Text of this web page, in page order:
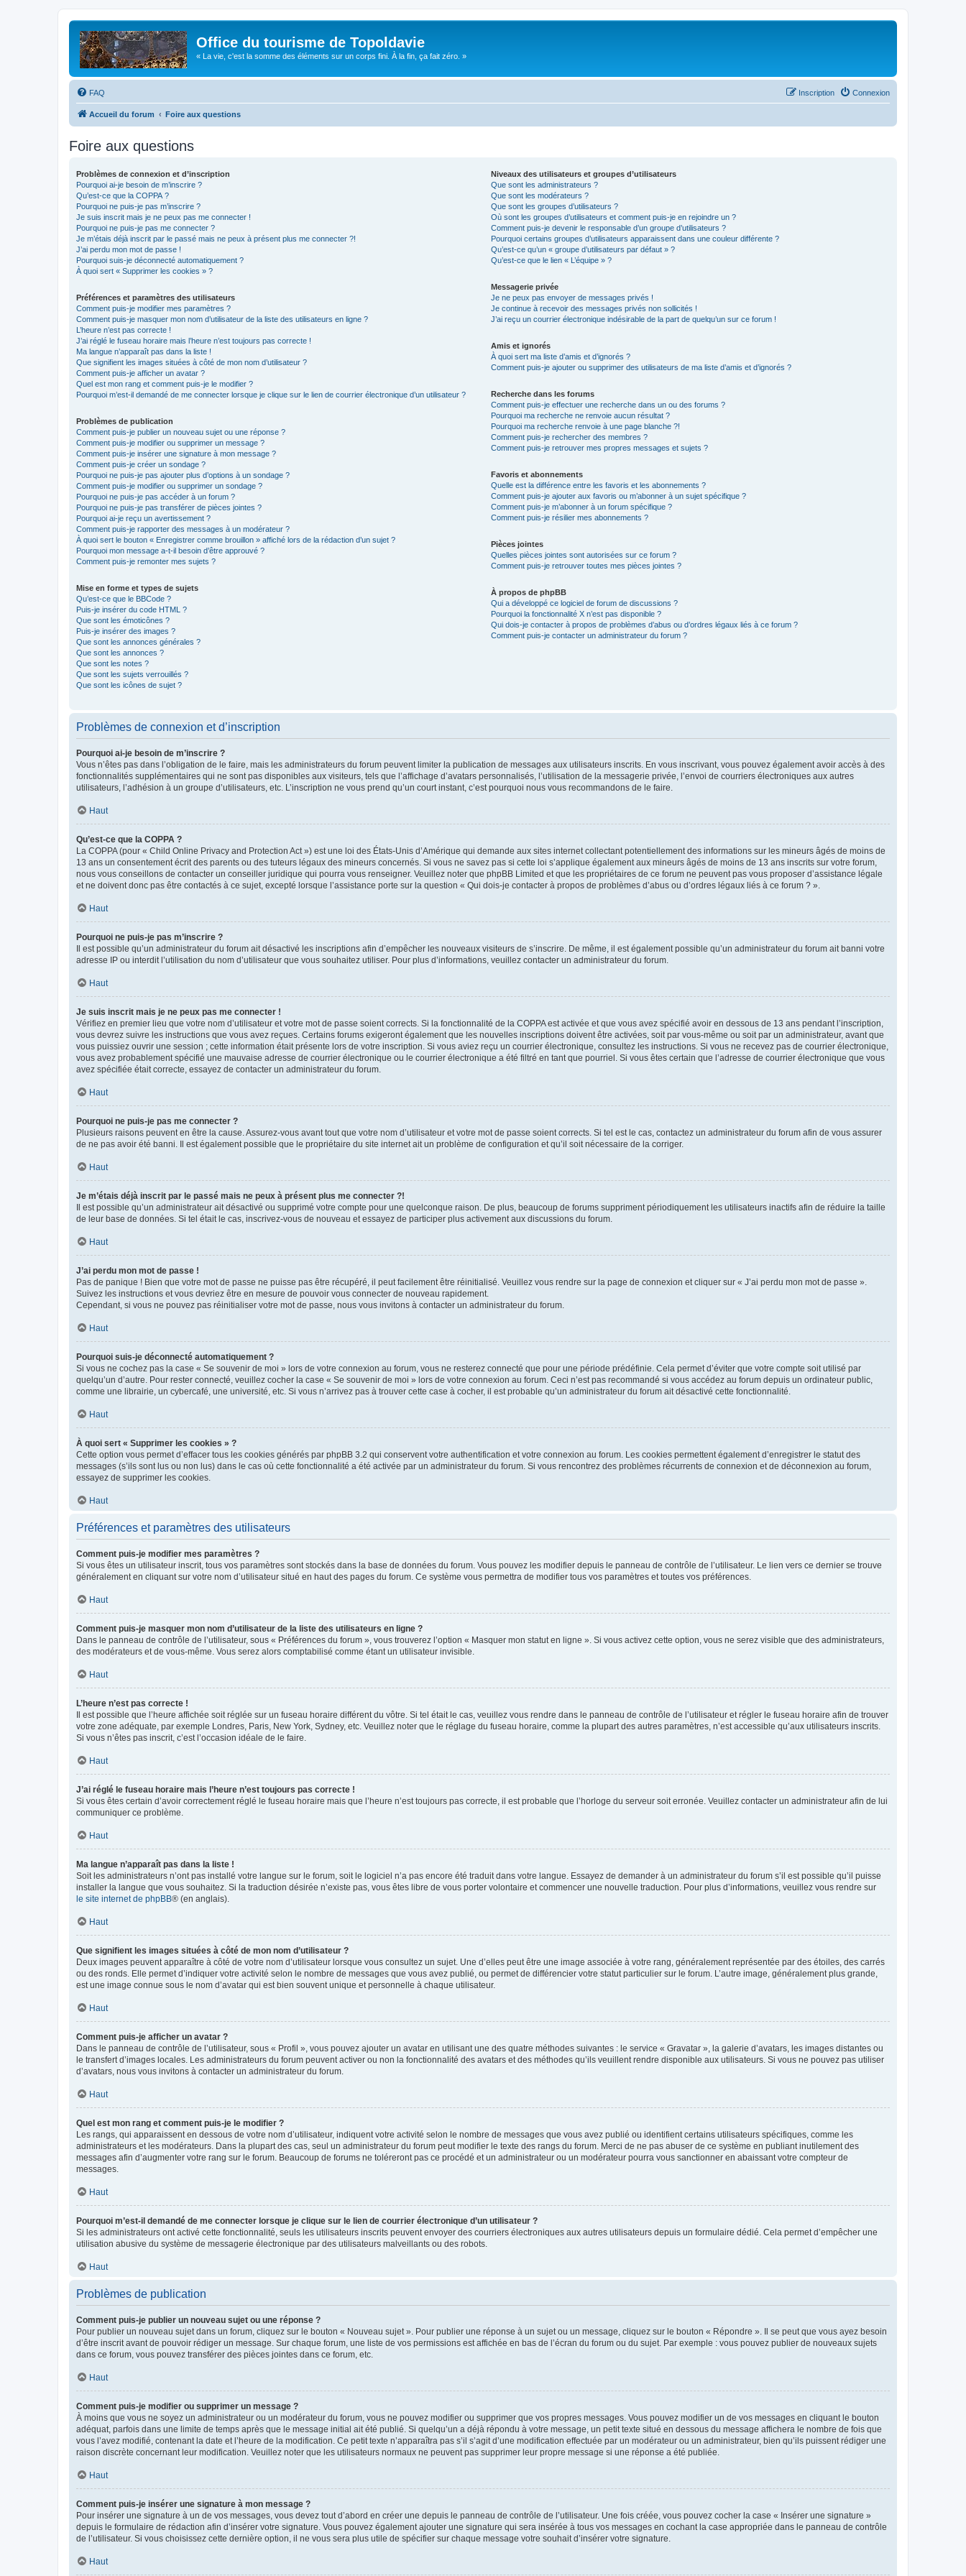
Office du tourisme de Topoldavie
« La vie, c'est la somme des éléments sur un corps fini. À la fin, ça fait zéro. »
FAQ Connexion
Inscription
Accueil du forum Foire aux questions
Foire aux questions
Problèmes de connexion et d’inscription
Pourquoi ai-je besoin de m’inscrire ?
Qu’est-ce que la COPPA ?
Pourquoi ne puis-je pas m’inscrire ?
Je suis inscrit mais je ne peux pas me connecter !
Pourquoi ne puis-je pas me connecter ?
Je m’étais déjà inscrit par le passé mais ne peux à présent plus me connecter ?!
J’ai perdu mon mot de passe !
Pourquoi suis-je déconnecté automatiquement ?
À quoi sert « Supprimer les cookies » ?
Préférences et paramètres des utilisateurs
Comment puis-je modifier mes paramètres ?
Comment puis-je masquer mon nom d’utilisateur de la liste des utilisateurs en ligne ?
L’heure n’est pas correcte !
J’ai réglé le fuseau horaire mais l’heure n’est toujours pas correcte !
Ma langue n’apparaît pas dans la liste !
Que signifient les images situées à côté de mon nom d’utilisateur ?
Comment puis-je afficher un avatar ?
Quel est mon rang et comment puis-je le modifier ?
Pourquoi m’est-il demandé de me connecter lorsque je clique sur le lien de courrier électronique d’un utilisateur ?
Problèmes de publication
Comment puis-je publier un nouveau sujet ou une réponse ?
Comment puis-je modifier ou supprimer un message ?
Comment puis-je insérer une signature à mon message ?
Comment puis-je créer un sondage ?
Pourquoi ne puis-je pas ajouter plus d’options à un sondage ?
Comment puis-je modifier ou supprimer un sondage ?
Pourquoi ne puis-je pas accéder à un forum ?
Pourquoi ne puis-je pas transférer de pièces jointes ?
Pourquoi ai-je reçu un avertissement ?
Comment puis-je rapporter des messages à un modérateur ?
À quoi sert le bouton « Enregistrer comme brouillon » affiché lors de la rédaction d’un sujet ?
Pourquoi mon message a-t-il besoin d’être approuvé ?
Comment puis-je remonter mes sujets ?
Mise en forme et types de sujets
Qu’est-ce que le BBCode ?
Puis-je insérer du code HTML ?
Que sont les émoticônes ?
Puis-je insérer des images ?
Que sont les annonces générales ?
Que sont les annonces ?
Que sont les notes ?
Que sont les sujets verrouillés ?
Que sont les icônes de sujet ?
Niveaux des utilisateurs et groupes d’utilisateurs
Que sont les administrateurs ?
Que sont les modérateurs ?
Que sont les groupes d’utilisateurs ?
Où sont les groupes d’utilisateurs et comment puis-je en rejoindre un ?
Comment puis-je devenir le responsable d’un groupe d’utilisateurs ?
Pourquoi certains groupes d’utilisateurs apparaissent dans une couleur différente ?
Qu’est-ce qu’un « groupe d’utilisateurs par défaut » ?
Qu’est-ce que le lien « L’équipe » ?
Messagerie privée
Je ne peux pas envoyer de messages privés !
Je continue à recevoir des messages privés non sollicités !
J’ai reçu un courrier électronique indésirable de la part de quelqu’un sur ce forum !
Amis et ignorés
À quoi sert ma liste d’amis et d’ignorés ?
Comment puis-je ajouter ou supprimer des utilisateurs de ma liste d’amis et d’ignorés ?
Recherche dans les forums
Comment puis-je effectuer une recherche dans un ou des forums ?
Pourquoi ma recherche ne renvoie aucun résultat ?
Pourquoi ma recherche renvoie à une page blanche ?!
Comment puis-je rechercher des membres ?
Comment puis-je retrouver mes propres messages et sujets ?
Favoris et abonnements
Quelle est la différence entre les favoris et les abonnements ?
Comment puis-je ajouter aux favoris ou m’abonner à un sujet spécifique ?
Comment puis-je m’abonner à un forum spécifique ?
Comment puis-je résilier mes abonnements ?
Pièces jointes
Quelles pièces jointes sont autorisées sur ce forum ?
Comment puis-je retrouver toutes mes pièces jointes ?
À propos de phpBB
Qui a développé ce logiciel de forum de discussions ?
Pourquoi la fonctionnalité X n’est pas disponible ?
Qui dois-je contacter à propos de problèmes d’abus ou d’ordres légaux liés à ce forum ?
Comment puis-je contacter un administrateur du forum ?
Problèmes de connexion et d’inscription
Pourquoi ai-je besoin de m’inscrire ?
Vous n’êtes pas dans l’obligation de le faire, mais les administrateurs du forum peuvent limiter la publication de messages aux utilisateurs inscrits. En vous inscrivant, vous pouvez également avoir accès à des
fonctionnalités supplémentaires qui ne sont pas disponibles aux visiteurs, tels que l’affichage d’avatars personnalisés, l’utilisation de la messagerie privée, l’envoi de courriers électroniques aux autres
utilisateurs, l’adhésion à un groupe d’utilisateurs, etc. L’inscription ne vous prend qu’un court instant, c’est pourquoi nous vous recommandons de le faire.
Haut
Qu’est-ce que la COPPA ?
La COPPA (pour « Child Online Privacy and Protection Act ») est une loi des États-Unis d’Amérique qui demande aux sites internet collectant potentiellement des informations sur les mineurs âgés de moins de
13 ans un consentement écrit des parents ou des tuteurs légaux des mineurs concernés. Si vous ne savez pas si cette loi s’applique également aux mineurs âgés de moins de 13 ans inscrits sur votre forum,
nous vous conseillons de contacter un conseiller juridique qui pourra vous renseigner. Veuillez noter que phpBB Limited et que les propriétaires de ce forum ne peuvent pas vous proposer d’assistance légale
et ne doivent donc pas être contactés à ce sujet, excepté lorsque l’assistance porte sur la question « Qui dois-je contacter à propos de problèmes d’abus ou d’ordres légaux liés à ce forum ? ».
Haut
Pourquoi ne puis-je pas m’inscrire ?
Il est possible qu’un administrateur du forum ait désactivé les inscriptions afin d’empêcher les nouveaux visiteurs de s’inscrire. De même, il est également possible qu’un administrateur du forum ait banni votre
adresse IP ou interdit l’utilisation du nom d’utilisateur que vous souhaitez utiliser. Pour plus d’informations, veuillez contacter un administrateur du forum.
Haut
Je suis inscrit mais je ne peux pas me connecter !
Vérifiez en premier lieu que votre nom d’utilisateur et votre mot de passe soient corrects. Si la fonctionnalité de la COPPA est activée et que vous avez spécifié avoir en dessous de 13 ans pendant l’inscription,
vous devrez suivre les instructions que vous avez reçues. Certains forums exigeront également que les nouvelles inscriptions doivent être activées, soit par vous-même ou soit par un administrateur, avant que
vous puissiez ouvrir une session ; cette information était présente lors de votre inscription. Si vous aviez reçu un courrier électronique, consultez les instructions. Si vous ne recevez pas de courrier électronique,
vous avez probablement spécifié une mauvaise adresse de courrier électronique ou le courrier électronique a été filtré en tant que pourriel. Si vous êtes certain que l’adresse de courrier électronique que vous
avez spécifiée était correcte, essayez de contacter un administrateur du forum.
Haut
Pourquoi ne puis-je pas me connecter ?
Plusieurs raisons peuvent en être la cause. Assurez-vous avant tout que votre nom d’utilisateur et votre mot de passe soient corrects. Si tel est le cas, contactez un administrateur du forum afin de vous assurer
de ne pas avoir été banni. Il est également possible que le propriétaire du site internet ait un problème de configuration et qu’il soit nécessaire de la corriger.
Haut
Je m’étais déjà inscrit par le passé mais ne peux à présent plus me connecter ?!
Il est possible qu’un administrateur ait désactivé ou supprimé votre compte pour une quelconque raison. De plus, beaucoup de forums suppriment périodiquement les utilisateurs inactifs afin de réduire la taille
de leur base de données. Si tel était le cas, inscrivez-vous de nouveau et essayez de participer plus activement aux discussions du forum.
Haut
J’ai perdu mon mot de passe !
Pas de panique ! Bien que votre mot de passe ne puisse pas être récupéré, il peut facilement être réinitialisé. Veuillez vous rendre sur la page de connexion et cliquer sur « J’ai perdu mon mot de passe ».
Suivez les instructions et vous devriez être en mesure de pouvoir vous connecter de nouveau rapidement.
Cependant, si vous ne pouvez pas réinitialiser votre mot de passe, nous vous invitons à contacter un administrateur du forum.
Haut
Pourquoi suis-je déconnecté automatiquement ?
Si vous ne cochez pas la case « Se souvenir de moi » lors de votre connexion au forum, vous ne resterez connecté que pour une période prédéfinie. Cela permet d’éviter que votre compte soit utilisé par
quelqu’un d’autre. Pour rester connecté, veuillez cocher la case « Se souvenir de moi » lors de votre connexion au forum. Ceci n’est pas recommandé si vous accédez au forum depuis un ordinateur public,
comme une librairie, un cybercafé, une université, etc. Si vous n’arrivez pas à trouver cette case à cocher, il est probable qu’un administrateur du forum ait désactivé cette fonctionnalité.
Haut
À quoi sert « Supprimer les cookies » ?
Cette option vous permet d’effacer tous les cookies générés par phpBB 3.2 qui conservent votre authentification et votre connexion au forum. Les cookies permettent également d’enregistrer le statut des
messages (s’ils sont lus ou non lus) dans le cas où cette fonctionnalité a été activée par un administrateur du forum. Si vous rencontrez des problèmes récurrents de connexion et de déconnexion au forum,
essayez de supprimer les cookies.
Haut
Préférences et paramètres des utilisateurs
Comment puis-je modifier mes paramètres ?
Si vous êtes un utilisateur inscrit, tous vos paramètres sont stockés dans la base de données du forum. Vous pouvez les modifier depuis le panneau de contrôle de l’utilisateur. Le lien vers ce dernier se trouve
généralement en cliquant sur votre nom d’utilisateur situé en haut des pages du forum. Ce système vous permettra de modifier tous vos paramètres et toutes vos préférences.
Haut
Comment puis-je masquer mon nom d’utilisateur de la liste des utilisateurs en ligne ?
Dans le panneau de contrôle de l’utilisateur, sous « Préférences du forum », vous trouverez l’option « Masquer mon statut en ligne ». Si vous activez cette option, vous ne serez visible que des administrateurs,
des modérateurs et de vous-même. Vous serez alors comptabilisé comme étant un utilisateur invisible.
Haut
L’heure n’est pas correcte !
Il est possible que l’heure affichée soit réglée sur un fuseau horaire différent du vôtre. Si tel était le cas, veuillez vous rendre dans le panneau de contrôle de l’utilisateur et régler le fuseau horaire afin de trouver
votre zone adéquate, par exemple Londres, Paris, New York, Sydney, etc. Veuillez noter que le réglage du fuseau horaire, comme la plupart des autres paramètres, n’est accessible qu’aux utilisateurs inscrits.
Si vous n’êtes pas inscrit, c’est l’occasion idéale de le faire.
Haut
J’ai réglé le fuseau horaire mais l’heure n’est toujours pas correcte !
Si vous êtes certain d’avoir correctement réglé le fuseau horaire mais que l’heure n’est toujours pas correcte, il est probable que l’horloge du serveur soit erronée. Veuillez contacter un administrateur afin de lui
communiquer ce problème.
Haut
Ma langue n’apparaît pas dans la liste !
Soit les administrateurs n’ont pas installé votre langue sur le forum, soit le logiciel n’a pas encore été traduit dans votre langue. Essayez de demander à un administrateur du forum s’il est possible qu’il puisse
installer la langue que vous souhaitez. Si la traduction désirée n’existe pas, vous êtes libre de vous porter volontaire et commencer une nouvelle traduction. Pour plus d’informations, veuillez vous rendre sur
le site internet de phpBB® (en anglais).
Haut
Que signifient les images situées à côté de mon nom d’utilisateur ?
Deux images peuvent apparaître à côté de votre nom d’utilisateur lorsque vous consultez un sujet. Une d’elles peut être une image associée à votre rang, généralement représentée par des étoiles, des carrés
ou des ronds. Elle permet d’indiquer votre activité selon le nombre de messages que vous avez publié, ou permet de différencier votre statut particulier sur le forum. L’autre image, généralement plus grande,
est une image connue sous le nom d’avatar qui est bien souvent unique et personnelle à chaque utilisateur.
Haut
Comment puis-je afficher un avatar ?
Dans le panneau de contrôle de l’utilisateur, sous « Profil », vous pouvez ajouter un avatar en utilisant une des quatre méthodes suivantes : le service « Gravatar », la galerie d’avatars, les images distantes ou
le transfert d’images locales. Les administrateurs du forum peuvent activer ou non la fonctionnalité des avatars et des méthodes qu’ils veuillent rendre disponible aux utilisateurs. Si vous ne pouvez pas utiliser
d’avatars, nous vous invitons à contacter un administrateur du forum.
Haut
Quel est mon rang et comment puis-je le modifier ?
Les rangs, qui apparaissent en dessous de votre nom d’utilisateur, indiquent votre activité selon le nombre de messages que vous avez publié ou identifient certains utilisateurs spécifiques, comme les
administrateurs et les modérateurs. Dans la plupart des cas, seul un administrateur du forum peut modifier le texte des rangs du forum. Merci de ne pas abuser de ce système en publiant inutilement des
messages afin d’augmenter votre rang sur le forum. Beaucoup de forums ne toléreront pas ce procédé et un administrateur ou un modérateur pourra vous sanctionner en abaissant votre compteur de
messages.
Haut
Pourquoi m’est-il demandé de me connecter lorsque je clique sur le lien de courrier électronique d’un utilisateur ?
Si les administrateurs ont activé cette fonctionnalité, seuls les utilisateurs inscrits peuvent envoyer des courriers électroniques aux autres utilisateurs depuis un formulaire dédié. Cela permet d’empêcher une
utilisation abusive du système de messagerie électronique par des utilisateurs malveillants ou des robots.
Haut
Problèmes de publication
Comment puis-je publier un nouveau sujet ou une réponse ?
Pour publier un nouveau sujet dans un forum, cliquez sur le bouton « Nouveau sujet ». Pour publier une réponse à un sujet ou un message, cliquez sur le bouton « Répondre ». Il se peut que vous ayez besoin
d’être inscrit avant de pouvoir rédiger un message. Sur chaque forum, une liste de vos permissions est affichée en bas de l’écran du forum ou du sujet. Par exemple : vous pouvez publier de nouveaux sujets
dans ce forum, vous pouvez transférer des pièces jointes dans ce forum, etc.
Haut
Comment puis-je modifier ou supprimer un message ?
À moins que vous ne soyez un administrateur ou un modérateur du forum, vous ne pouvez modifier ou supprimer que vos propres messages. Vous pouvez modifier un de vos messages en cliquant le bouton
adéquat, parfois dans une limite de temps après que le message initial ait été publié. Si quelqu’un a déjà répondu à votre message, un petit texte situé en dessous du message affichera le nombre de fois que
vous l’avez modifié, contenant la date et l’heure de la modification. Ce petit texte n’apparaîtra pas s’il s’agit d’une modification effectuée par un modérateur ou un administrateur, bien qu’ils puissent rédiger une
raison discrète concernant leur modification. Veuillez noter que les utilisateurs normaux ne peuvent pas supprimer leur propre message si une réponse a été publiée.
Haut
Comment puis-je insérer une signature à mon message ?
Pour insérer une signature à un de vos messages, vous devez tout d’abord en créer une depuis le panneau de contrôle de l’utilisateur. Une fois créée, vous pouvez cocher la case « Insérer une signature »
depuis le formulaire de rédaction afin d’insérer votre signature. Vous pouvez également ajouter une signature qui sera insérée à tous vos messages en cochant la case appropriée dans le panneau de contrôle
de l’utilisateur. Si vous choisissez cette dernière option, il ne vous sera plus utile de spécifier sur chaque message votre souhait d’insérer votre signature.
Haut